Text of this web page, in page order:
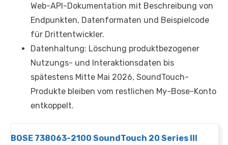
Web-API-Dokumentation mit Beschreibung von
Endpunkten, Datenformaten und Beispielcode
für Drittentwickler.
Datenhaltung: Löschung produktbezogener
Nutzungs- und Interaktionsdaten bis
spätestens Mitte Mai 2026, SoundTouch-
Produkte bleiben vom restlichen My-Bose-Konto
entkoppelt.
BOSE 738063-2100 SoundTouch 20 Series III